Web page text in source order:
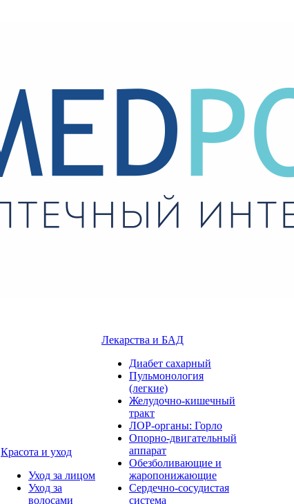
Красота и уход
Уход за лицом
Уход за
волосами
Лекарства и БАД
Диабет сахарный
Пульмонология
(легкие)
Желудочно-кишечный
тракт
ЛОР-органы: Горло
Опорно-двигательный
аппарат
Обезболивающие и
жаропонижающие
Сердечно-сосудистая
система